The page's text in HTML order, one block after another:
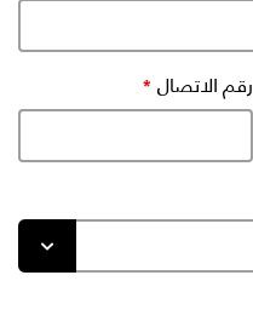
رقم الاتصال